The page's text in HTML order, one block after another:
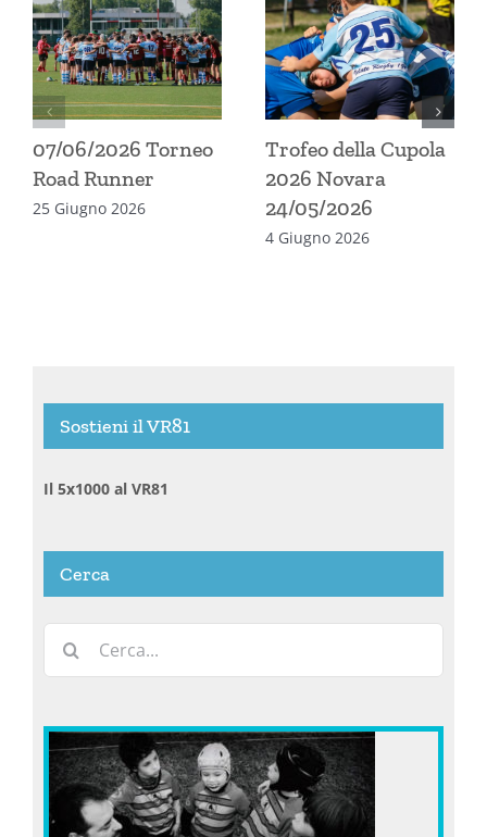
07/06/2026 Torneo
Road Runner
25 Giugno 2026
Trofeo della Cupola
2026 Novara
24/05/2026
4 Giugno 2026
Sostieni il VR81
Il 5x1000 al VR81
Cerca
per: